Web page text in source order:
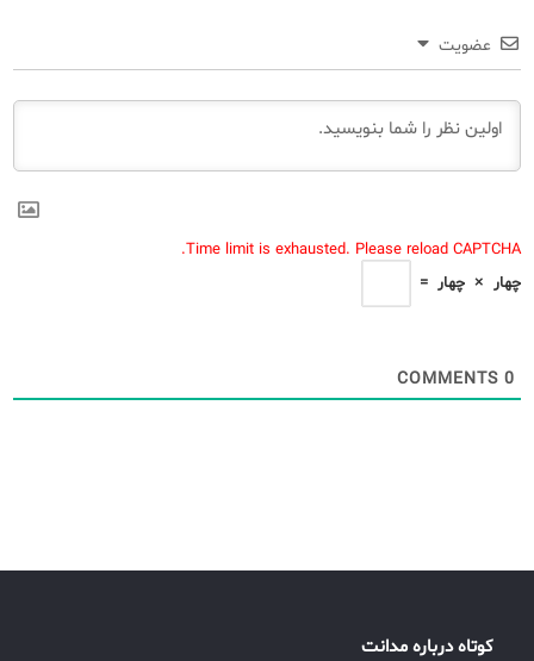
عضویت
Time limit is exhausted. Please reload CAPTCHA.
چهار × چهار =
0
کوتاه درباره مدانت